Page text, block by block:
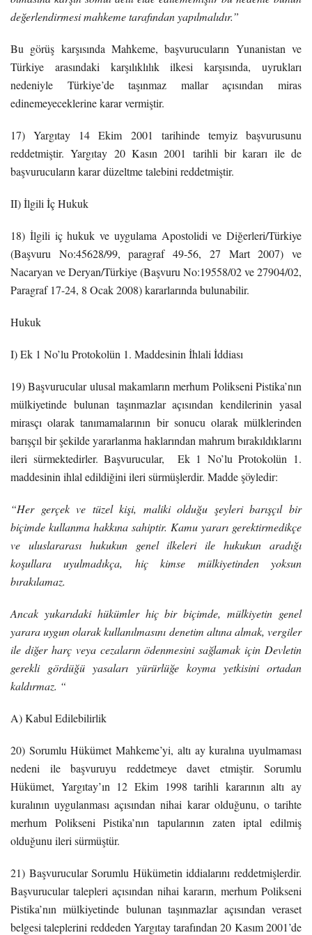
değerlendirmesi mahkeme tarafından yapılmalıdır.”
Bu görüş karşısında Mahkeme, başvurucuların Yunanistan ve
Türkiye arasındaki karşılıklılık ilkesi karşısında, uyrukları
nedeniyle Türkiye’de taşınmaz mallar açısından miras
edinemeyeceklerine karar vermiştir.
17) Yargıtay 14 Ekim 2001 tarihinde temyiz başvurusunu
reddetmiştir. Yargıtay 20 Kasın 2001 tarihli bir kararı ile de
başvurucuların karar düzeltme talebini reddetmiştir.
II) İlgili İç Hukuk
18) İlgili iç hukuk ve uygulama Apostolidi ve Diğerleri/Türkiye
(Başvuru No:45628/99, paragraf 49-56, 27 Mart 2007) ve
Nacaryan ve Deryan/Türkiye (Başvuru No:19558/02 ve 27904/02,
Paragraf 17-24, 8 Ocak 2008) kararlarında bulunabilir.
Hukuk
I) Ek 1 No’lu Protokolün 1. Maddesinin İhlali İddiası
19) Başvurucular ulusal makamların merhum Polikseni Pistika’nın
mülkiyetinde bulunan taşınmazlar açısından kendilerinin yasal
mirasçı olarak tanımamalarının bir sonucu olarak mülklerinden
barışçıl bir şekilde yararlanma haklarından mahrum bırakıldıklarını
ileri sürmektedirler. Başvurucular, Ek 1 No’lu Protokolün 1.
maddesinin ihlal edildiğini ileri sürmüşlerdir. Madde şöyledir:
“Her gerçek ve tüzel kişi, maliki olduğu şeyleri barışçıl bir
biçimde kullanma hakkına sahiptir. Kamu yararı gerektirmedikçe
ve uluslararası hukukun genel ilkeleri ile hukukun aradığı
koşullara uyulmadıkça, hiç kimse mülkiyetinden yoksun
bırakılamaz.
Ancak yukarıdaki hükümler hiç bir biçimde, mülkiyetin genel
yarara uygun olarak kullanılmasını denetim altına almak, vergiler
ile diğer harç veya cezaların ödenmesini sağlamak için Devletin
gerekli gördüğü yasaları yürürlüğe koyma yetkisini ortadan
kaldırmaz. “
A) Kabul Edilebilirlik
20) Sorumlu Hükümet Mahkeme’yi, altı ay kuralına uyulmaması
nedeni ile başvuruyu reddetmeye davet etmiştir. Sorumlu
Hükümet, Yargıtay’ın 12 Ekim 1998 tarihli kararının altı ay
kuralının uygulanması açısından nihai karar olduğunu, o tarihte
merhum Polikseni Pistika’nın tapularının zaten iptal edilmiş
olduğunu ileri sürmüştür.
21) Başvurucular Sorumlu Hükümetin iddialarını reddetmişlerdir.
Başvurucular talepleri açısından nihai kararın, merhum Polikseni
Pistika’nın mülkiyetinde bulunan taşınmazlar açısından veraset
belgesi taleplerini reddeden Yargıtay tarafından 20 Kasım 2001’de